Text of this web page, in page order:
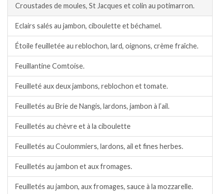
Croustades de moules, St Jacques et colin au potimarron.
Eclairs salés au jambon, ciboulette et béchamel.
Étoile feuilletée au reblochon, lard, oignons, crème fraîche.
Feuillantine Comtoise.
Feuilleté aux deux jambons, reblochon et tomate.
Feuilletés au Brie de Nangis, lardons, jambon à l’ail.
Feuilletés au chèvre et à la ciboulette
Feuilletés au Coulommiers, lardons, ail et fines herbes.
Feuilletés au jambon et aux fromages.
Feuilletés au jambon, aux fromages, sauce à la mozzarelle.